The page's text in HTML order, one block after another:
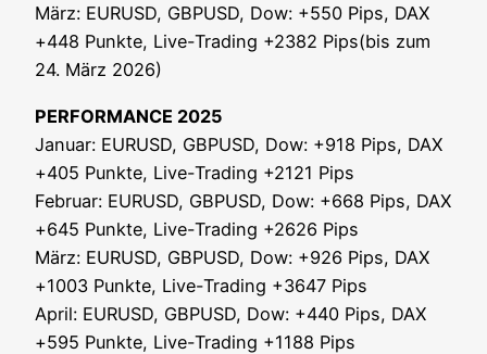
März: EURUSD, GBPUSD, Dow: +550 Pips, DAX
+448 Punk­te, Live-Tra­ding +2382 Pips(bis zum
24. März 2026)
PERFORMANCE 2025
Janu­ar: EURUSD, GBPUSD, Dow: +918 Pips, DAX
+405 Punk­te, Live-Tra­ding +2121 Pips
Febru­ar: EURUSD, GBPUSD, Dow: +668 Pips, DAX
+645 Punk­te, Live-Tra­ding +2626 Pips
März: EURUSD, GBPUSD, Dow: +926 Pips, DAX
+1003 Punk­te, Live-Tra­ding +3647 Pips
April: EURUSD, GBPUSD, Dow: +440 Pips, DAX
+595 Punk­te, Live-Tra­ding +1188 Pips